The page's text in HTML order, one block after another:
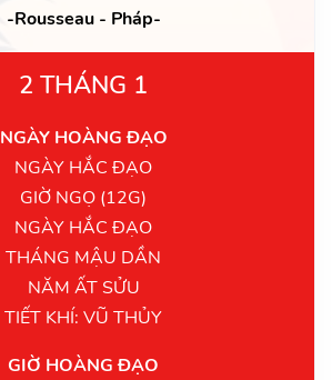
-Rousseau - Pháp-
2 THÁNG 1
NGÀY HOÀNG ĐẠO
NGÀY HẮC ĐẠO
GIỜ NGỌ (12G)
NGÀY HẮC ĐẠO
THÁNG MẬU DẦN
NĂM ẤT SỬU
TIẾT KHÍ: VŨ THỦY
GIỜ HOÀNG ĐẠO